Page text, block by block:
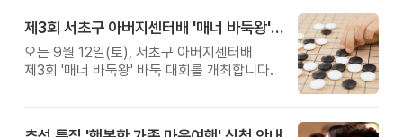
제3회 서초구 아버지센터배 '매너 바둑왕' 대회
오는 9월 12일(토), 서초구 아버지센터배
제3회 '매너 바둑왕' 바둑 대회를 개최합니다.